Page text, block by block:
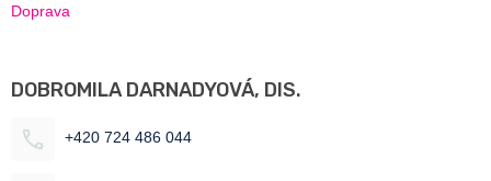
Doprava
DOBROMILA DARNADYOVÁ, DIS.
+420 724 486 044